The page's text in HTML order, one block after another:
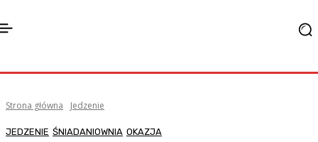
Strona główna Jedzenie
JEDZENIE ŚNIADANIOWNIA OKAZJA